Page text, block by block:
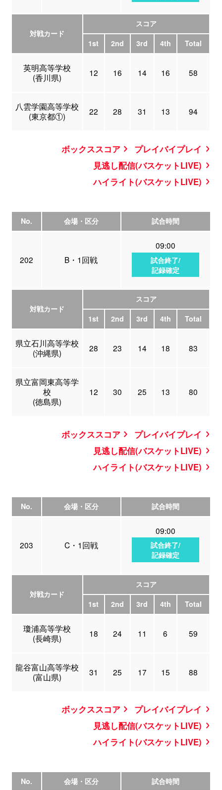
対戦カード
スコア
1st
2nd 3rd 4th Total
英明高等学校
(香川県)
12 16 14 16 58
八雲学園高等学校
(東京都①)
22 28 31 13 94
ボックススコア
プレイバイプレイ
見逃し配信(バスケットLIVE)
ハイライト(バスケットLIVE)
No. 会場・区分 試合時間
202 B・1回戦
09:00
試合終了/
記録確定
対戦カード
スコア
1st
2nd 3rd 4th Total
県立石川高等学校
(沖縄県)
28 23 14 18 83
県立富岡東高等学
校
(徳島県)
12 30 25 13 80
ボックススコア
プレイバイプレイ
見逃し配信(バスケットLIVE)
ハイライト(バスケットLIVE)
No. 会場・区分 試合時間
203 C・1回戦
09:00
試合終了/
記録確定
対戦カード
スコア
1st
2nd 3rd 4th Total
瓊浦高等学校
(長崎県)
18 24 11 6 59
龍谷富山高等学校
(富山県)
31 25 17 15 88
ボックススコア
プレイバイプレイ
見逃し配信(バスケットLIVE)
ハイライト(バスケットLIVE)
No. 会場・区分 試合時間